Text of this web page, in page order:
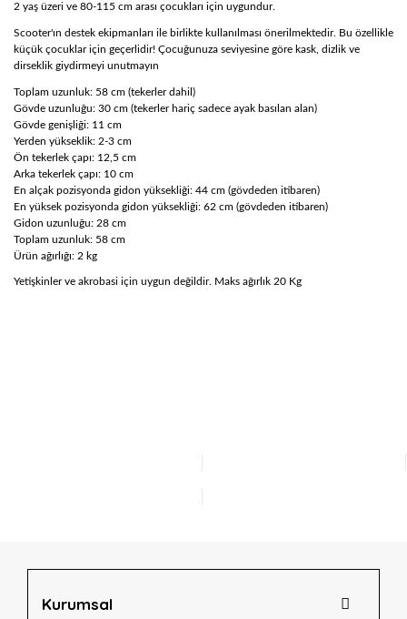
2 yaş üzeri ve 80-115 cm arası çocukları için uygundur.
Scooter'ın destek ekipmanları ile birlikte kullanılması önerilmektedir. Bu özellikle
küçük çocuklar için geçerlidir! Çocuğunuza seviyesine göre kask, dizlik ve
dirseklik giydirmeyi unutmayın
Toplam uzunluk: 58 cm (tekerler dahil)
Gövde uzunluğu: 30 cm (tekerler hariç sadece ayak basılan alan)
Gövde genişliği: 11 cm
Yerden yükseklik: 2-3 cm
Ön tekerlek çapı: 12,5 cm
Arka tekerlek çapı: 10 cm
En alçak pozisyonda gidon yüksekliği: 44 cm (gövdeden itibaren)
En yüksek pozisyonda gidon yüksekliği: 62 cm (gövdeden itibaren)
Gidon uzunluğu: 28 cm
Toplam uzunluk: 58 cm
Ürün ağırlığı: 2 kg
Yetişkinler ve akrobasi için uygun değildir. Maks ağırlık 20 Kg
Ürün açıklamasında eksik bilgiler bulunuyor.
Kurumsal